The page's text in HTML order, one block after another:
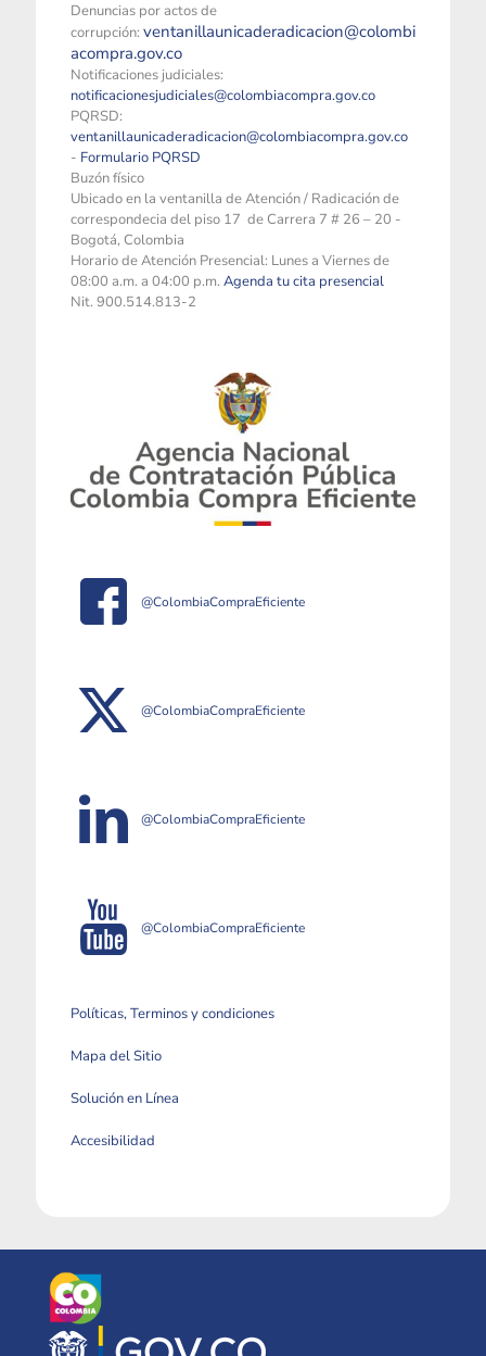
Denuncias por actos de
corrupción: ventanillaunicaderadicacion@colombi
acompra.gov.co
Notificaciones judiciales:
notificacionesjudiciales@colombiacompra.gov.co
PQRSD:
ventanillaunicaderadicacion@colombiacompra.gov.co
- Formulario PQRSD
Buzón físico
Ubicado en la ventanilla de Atención / Radicación de
correspondecia del piso 17 de Carrera 7 # 26 – 20 -
Bogotá, Colombia
Horario de Atención Presencial: Lunes a Viernes de
08:00 a.m. a 04:00 p.m. Agenda tu cita presencial
Nit. 900.514.813-2
@ColombiaCompraEficiente
@ColombiaCompraEficiente
@ColombiaCompraEficiente
@ColombiaCompraEficiente
Políticas, Terminos y condiciones
Mapa del Sitio
Solución en Línea
Accesibilidad